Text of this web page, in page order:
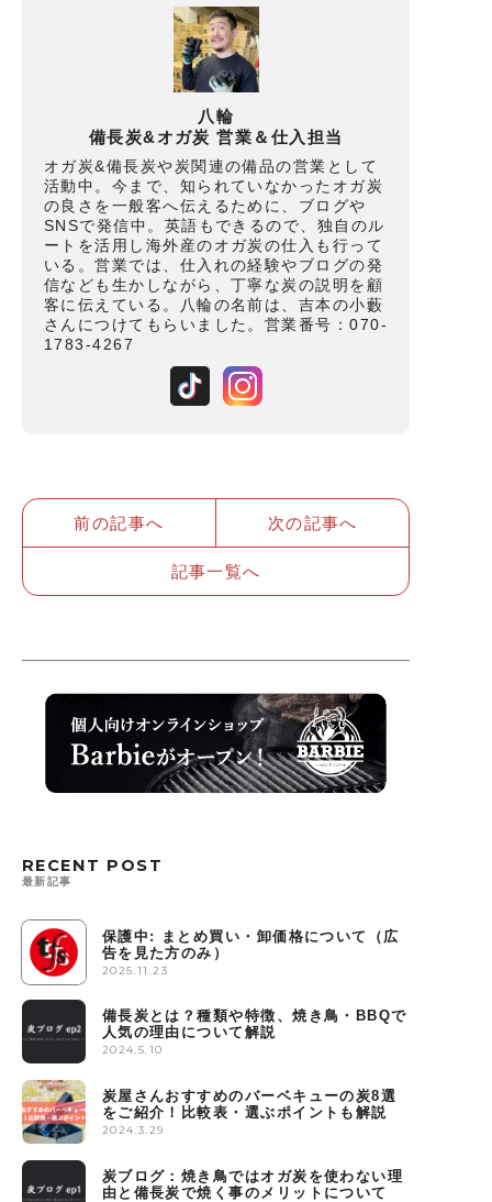
八輪
備長炭&オガ炭 営業＆仕入担当
オガ炭&備長炭や炭関連の備品の営業として
活動中。今まで、知られていなかったオガ炭
の良さを一般客へ伝えるために、ブログや
SNSで発信中。英語もできるので、独自のル
ートを活用し海外産のオガ炭の仕入も行って
いる。営業では、仕入れの経験やブログの発
信なども生かしながら、丁寧な炭の説明を顧
客に伝えている。八輪の名前は、吉本の小藪
さんにつけてもらいました。営業番号：070-
1783-4267
前の記事へ 次の記事へ
記事一覧へ
RECENT POST
最新記事
保護中: まとめ買い・卸価格について（広
告を見た方のみ）
2025.11.23
備長炭とは？種類や特徴、焼き鳥・BBQで
人気の理由について解説
2024.5.10
炭屋さんおすすめのバーベキューの炭8選
をご紹介！比較表・選ぶポイントも解説
2024.3.29
炭ブログ：焼き鳥ではオガ炭を使わない理
由と備長炭で焼く事のメリットについて